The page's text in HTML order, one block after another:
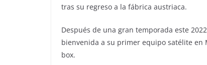
tras su regreso a la fábrica austriaca.
Después de una gran temporada este
bienvenida a su primer equipo satélite en
box.